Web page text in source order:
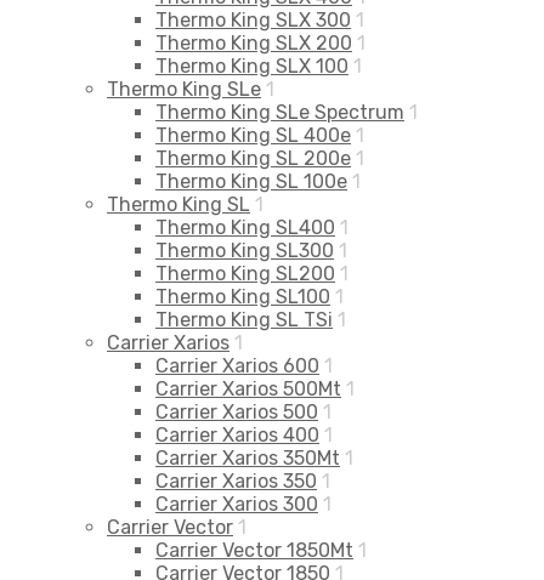
Thermo King SLX 300 1
Thermo King SLX 200 1
Thermo King SLX 100 1
Thermo King SLe 1
Thermo King SLe Spectrum 1
Thermo King SL 400e 1
Thermo King SL 200e 1
Thermo King SL 100e 1
Thermo King SL 1
Thermo King SL400 1
Thermo King SL300 1
Thermo King SL200 1
Thermo King SL100 1
Thermo King SL TSi 1
Carrier Xarios 1
Carrier Xarios 600 1
Carrier Xarios 500Mt 1
Carrier Xarios 500 1
Carrier Xarios 400 1
Carrier Xarios 350Mt 1
Carrier Xarios 350 1
Carrier Xarios 300 1
Carrier Vector 1
Carrier Vector 1850Mt 1
Carrier Vector 1850 1